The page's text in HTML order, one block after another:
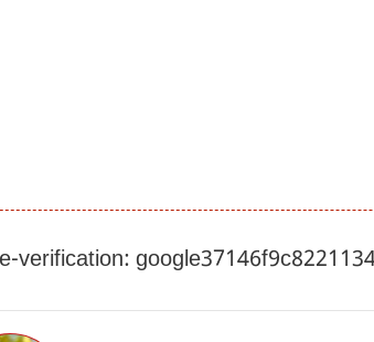
verification: